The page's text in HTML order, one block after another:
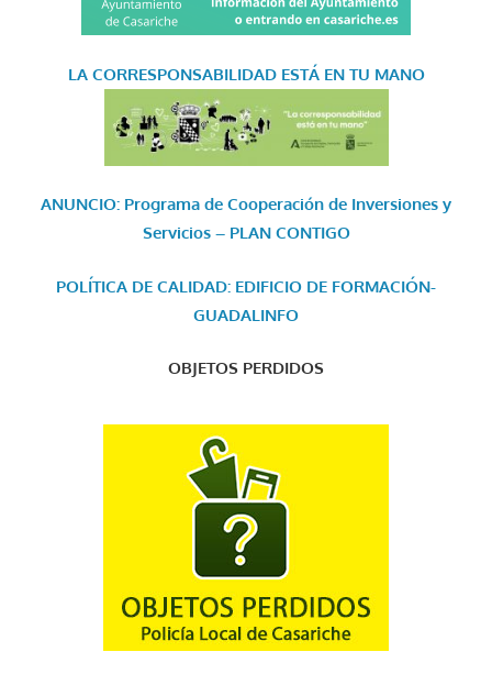
LA CORRESPONSABILIDAD ESTÁ EN TU MANO
ANUNCIO: Programa de Cooperación de Inversiones y
Servicios – PLAN CONTIGO
POLÍTICA DE CALIDAD: EDIFICIO DE FORMACIÓN-
GUADALINFO
OBJETOS PERDIDOS